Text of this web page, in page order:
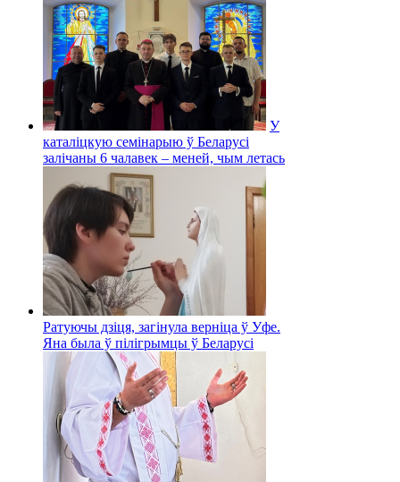
У
каталіцкую семінарыю ў Беларусі
залічаны 6 чалавек – меней, чым летась
Ратуючы дзіця, загінула верніца ў Уфе.
Яна была ў пілігрымцы ў Беларусі